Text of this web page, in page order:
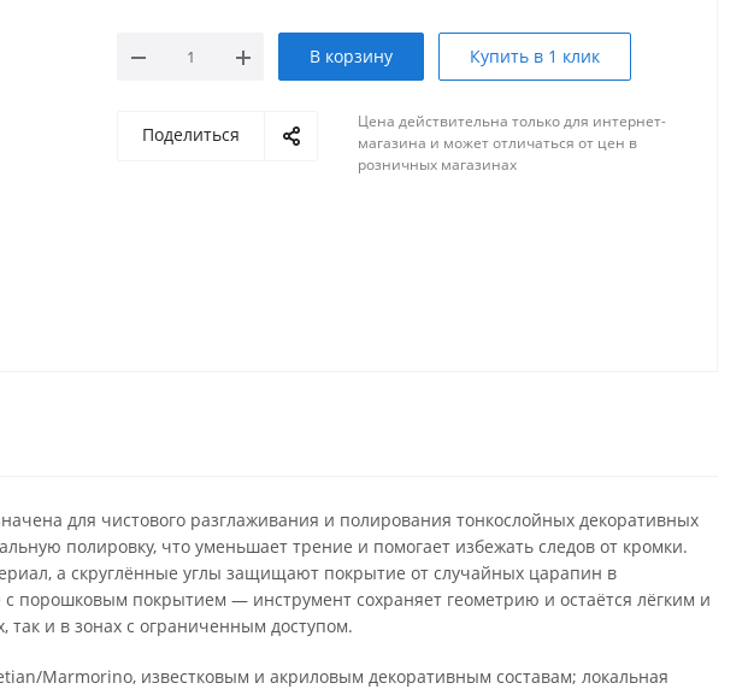
В корзину Купить в 1 клик
Поделиться
Цена действительна только для интернет-
магазина и может отличаться от цен в
розничных магазинах
для чистового разглаживания и полирования тонкослойных декоративных
полировку, что уменьшает трение и помогает избежать следов от кромки.
а скруглённые углы защищают покрытие от случайных царапин в
покрытием — инструмент сохраняет геометрию и остаётся лёгким и
так и в зонах с ограниченным доступом.
Marmorino, известковым и акриловым декоративным составам; локальная